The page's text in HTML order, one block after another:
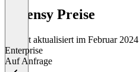
AiSensy Preise
Zuletzt aktualisiert im Februar 2024
Enterprise
Auf Anfrage